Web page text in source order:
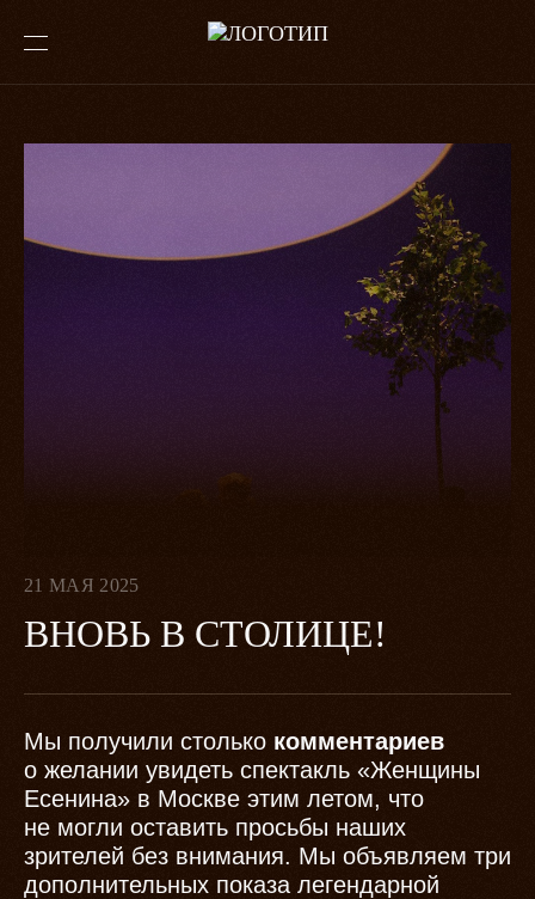
21 МАЯ 2025
ВНОВЬ В СТОЛИЦЕ!
Мы получили столько комментариев
о желании увидеть спектакль «Женщины
Есенина» в Москве этим летом, что
не могли оставить просьбы наших
зрителей без внимания. Мы объявляем три
дополнительных показа легендарной